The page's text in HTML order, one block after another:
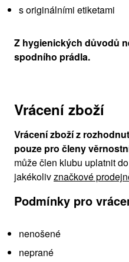
s originálními etiketami
Z hygienických důvodů
spodního prádla.
Vrácení zboží
Vrácení zboží z
pouze pro členy
může člen klubu uplatnit
jakékolivznačkové
Podmínky pro
nenošené
neprané